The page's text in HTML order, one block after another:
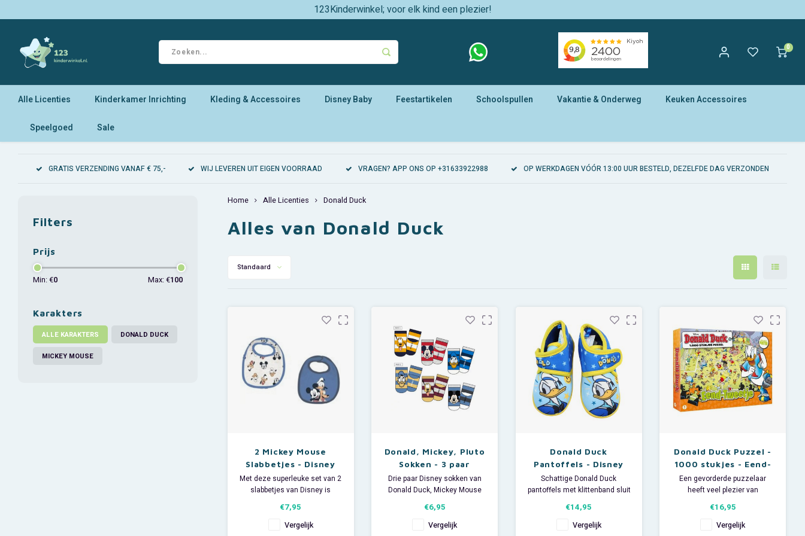
123Kinderwinkel; voor elk kind een plezier!
0
Alle Licenties Kinderkamer Inrichting Kleding & Accessoires Disney Baby Feestartikelen Schoolspullen Vakantie & Onderweg Keuken Accessoires
Speelgoed Sale
GRATIS VERZENDING VANAF € 75,- WIJ LEVEREN UIT EIGEN VOORRAAD VRAGEN? APP ONS OP +31633922988 OP WERKDAGEN VÓÓR 13:00 UUR BESTELD, DEZELFDE DAG VERZONDEN
Filters
Prijs
Min: €0 Max: €100
Karakters
ALLE KARAKTERS DONALD DUCK
MICKEY MOUSE
Home Alle Licenties Donald Duck
Alles van Donald Duck
Standaard
2 Mickey Mouse
Slabbetjes - Disney
Met deze superleuke set van 2
slabbetjes van Disney is
verleden tijd.
Er wordt een grijs en een
€7,95
Vergelijk
Donald, Mickey, Pluto
Sokken - 3 paar
Drie paar Disney sokken van
Donald Duck, Mickey Mouse
Materiaal: 62% katoen, 23%
polyester, 13% polyamide, 2%
€6,95
Vergelijk
Donald Duck
Pantoffels - Disney
Schattige Donald Duck
pantoffels met klittenband sluiting.
Met deze Disney pantoffeltjes
heeft je kindje nooit meer
€14,95
Vergelijk
Donald Duck Puzzel -
1000 stukjes - Eend-
Tweetjes
Een gevorderde puzzelaar
heeft veel plezier van
bestaat uit maar liefst 1000
stukjes!
€16,95
Vergelijk